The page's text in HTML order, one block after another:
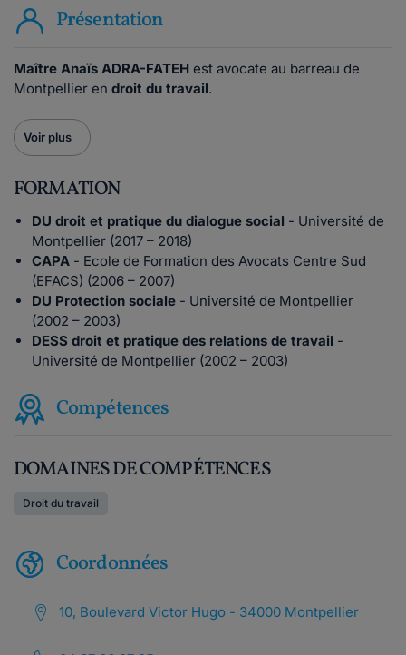
Présentation
Maître Anaïs ADRA-FATEH est avocate au barreau de
Montpellier en droit du travail.
Voir plus
FORMATION
DU droit et pratique du dialogue social - Université de
Montpellier (2017 – 2018)
CAPA - Ecole de Formation des Avocats Centre Sud
(EFACS) (2006 – 2007)
DU Protection sociale - Université de Montpellier
(2002 – 2003)
DESS droit et pratique des relations de travail -
Université de Montpellier (2002 – 2003)
Compétences
DOMAINES DE COMPÉTENCES
Droit du travail
Coordonnées
10, Boulevard Victor Hugo - 34000 Montpellier